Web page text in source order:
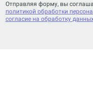
Отправляя форму, вы
политикой обработки
согласие на обработку